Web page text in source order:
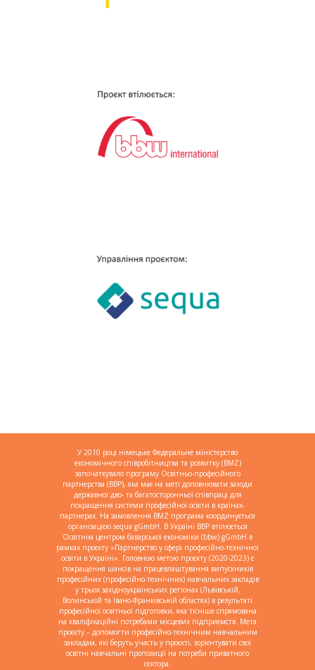
У 2010 році німецьке Федеральне міністерство
економічного співробітництва та розвитку (BMZ)
започаткувало програму Освітньо-професійного
партнерства (BBP), яка має на меті доповнювати заходи
державної дво- та багатосторонньої співпраці для
покращення системи професійної освіти в країнах-
партнерах. На замовлення BMZ програма координується
організацією sequa gGmbH. В Україні BBP втілюється
Освітнім центром баварської економіки (bbw) gGmbH в
рамках проєкту «Партнерство у сфері професійно-технічної
освіти в Україні». Головною метою проєкту (2020-2023) є
покращення шансів на працевлаштування випускників
професійних (професійно-технічних) навчальних закладів
у трьох західноукраїнських регіонах (Львівській,
Волинській та Івано-Франківській областях) в результаті
професійної освітньої підготовки, яка тісніше спрямована
на кваліфікаційні потребами місцевих підприємств. Мета
проєкту – допомогти професійно-технічним навчальним
закладам, які беруть участь у проєкті, зорієнтувати свої
освітні навчальні пропозиції на потреби приватного
сектора.